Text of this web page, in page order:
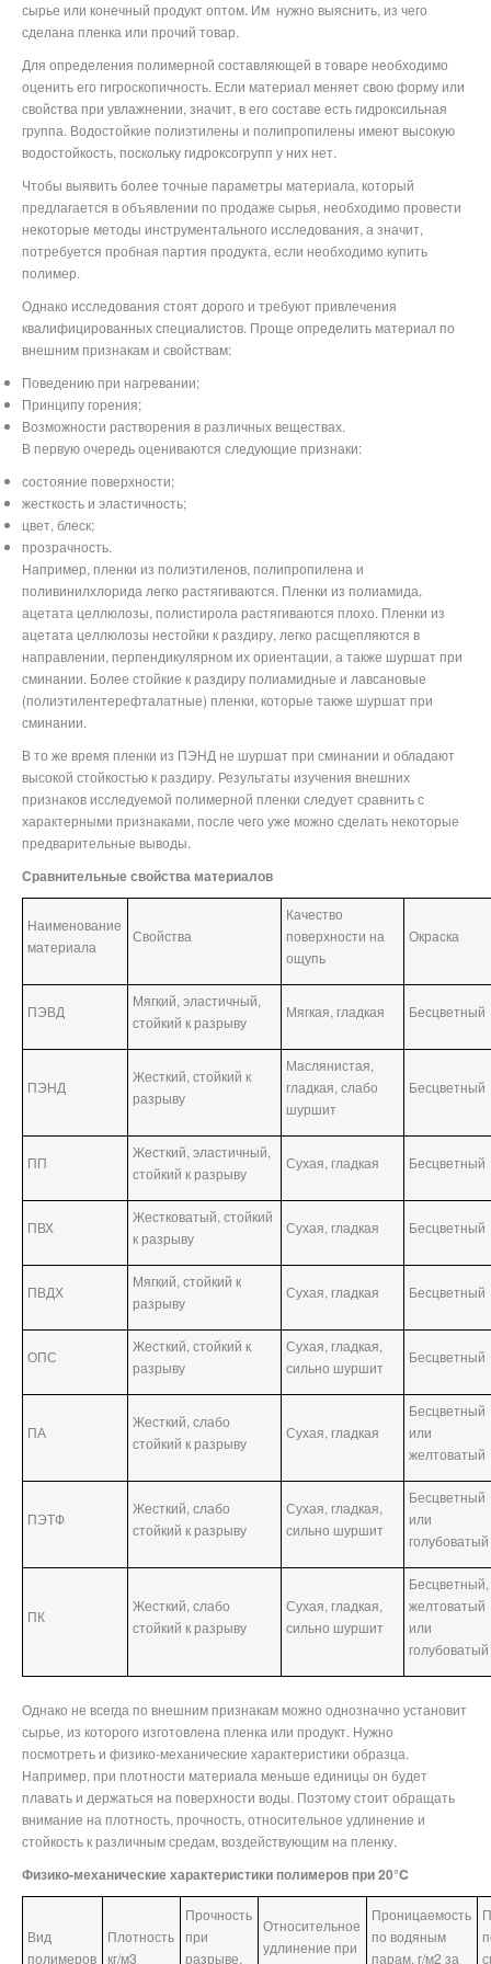
сырье или конечный продукт оптом. Им нужно выяснить, из чего
сделана пленка или прочий товар.
Для определения полимерной составляющей в товаре необходимо
оценить его гигроскопичность. Если материал меняет свою форму или
свойства при увлажнении, значит, в его составе есть гидроксильная
группа. Водостойкие полиэтилены и полипропилены имеют высокую
водостойкость, поскольку гидроксогрупп у них нет.
Чтобы выявить более точные параметры материала, который
предлагается в объявлении по продаже сырья, необходимо провести
некоторые методы инструментального исследования, а значит,
потребуется пробная партия продукта, если необходимо купить
полимер.
Однако исследования стоят дорого и требуют привлечения
квалифицированных специалистов. Проще определить материал по
внешним признакам и свойствам:
Поведению при нагревании;
Принципу горения;
Возможности растворения в различных веществах.
В первую очередь оцениваются следующие признаки:
состояние поверхности;
жесткость и эластичность;
цвет, блеск;
прозрачность.
Например, пленки из полиэтиленов, полипропилена и
поливинилхлорида легко растягиваются. Пленки из полиамида,
ацетата целлюлозы, полистирола растягиваются плохо. Пленки из
ацетата целлюлозы нестойки к раздиру, легко расщепляются в
направлении, перпендикулярном их ориентации, а также шуршат при
сминании. Более стойкие к раздиру полиамидные и лавсановые
(полиэтилентерефталатные) пленки, которые также шуршат при
сминании.
В то же время пленки из ПЭНД не шуршат при сминании и обладают
высокой стойкостью к раздиру. Результаты изучения внешних
признаков исследуемой полимерной пленки следует сравнить с
характерными признаками, после чего уже можно сделать некоторые
предварительные выводы.
Сравнительные свойства материалов
Наименование
материала
Свойства
Качество
поверхности на
ощупь
Окраска
ПЭВД
Мягкий, эластичный,
стойкий к разрыву
Мягкая, гладкая Бесцветный
ПЭНД
Жесткий, стойкий к
разрыву
Маслянистая,
гладкая, слабо
шуршит
Бесцветный
ПП
Жесткий, эластичный,
стойкий к разрыву
Сухая, гладкая Бесцветный
ПВХ
Жестковатый, стойкий
к разрыву
Сухая, гладкая Бесцветный
ПВДХ
Мягкий, стойкий к
разрыву
Сухая, гладкая Бесцветный
ОПС
Жесткий, стойкий к
разрыву
Сухая, гладкая,
сильно шуршит
Бесцветный
ПА
Жесткий, слабо
стойкий к разрыву
Сухая, гладкая
Бесцветный
или
желтоватый
ПЭТФ
Жесткий, слабо
стойкий к разрыву
Сухая, гладкая,
сильно шуршит
Бесцветный
или
голубоватый
ПК
Жесткий, слабо
стойкий к разрыву
Сухая, гладкая,
сильно шуршит
Бесцветный,
желтоватый
или
голубоватый
Однако не всегда по внешним признакам можно однозначно установит
сырье, из которого изготовлена пленка или продукт. Нужно
посмотреть и физико-механические характеристики образца.
Например, при плотности материала меньше единицы он будет
плавать и держаться на поверхности воды. Поэтому стоит обращать
внимание на плотность, прочность, относительное удлинение и
стойкость к различным средам, воздействующим на пленку.
Физико-механические характеристики полимеров при 20°C
Вид
полимеров
Плотность
кг/м3
Прочность
при
разрыве,
Относительное
удлинение при
Проницаемость
по водяным
парам, г/м2 за